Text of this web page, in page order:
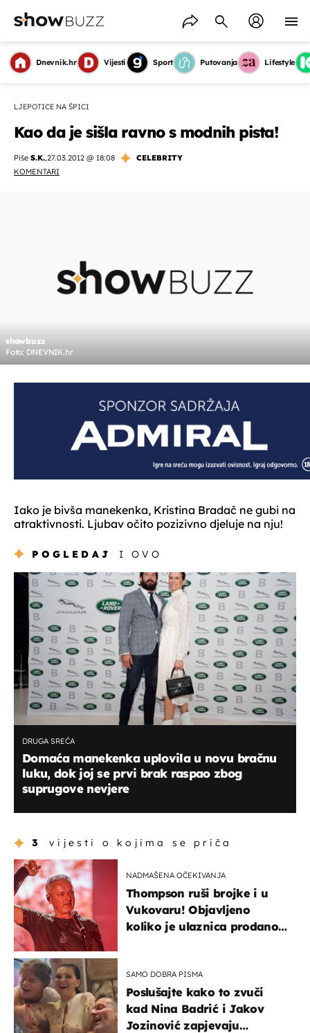
Dnevnik.hr Vijesti Sport Putovanja Lifestyle
LJEPOTICE NA ŠPICI
Kao da je sišla ravno s modnih pista!
Piše S.K.,27.03.2012 @ 18:08
CELEBRITY
KOMENTARI
showbuzz
Foto: DNEVNIK.hr
Iako je bivša manekenka, Kristina Bradač ne gubi na
atraktivnosti. Ljubav očito pozizivno djeluje na nju!
POGLEDAJ I OVO
DRUGA SREĆA
Domaća manekenka uplovila u novu bračnu
luku, dok joj se prvi brak raspao zbog
suprugove nevjere
3 vijesti o kojima se priča
NADMAŠENA OČEKIVANJA
Thompson ruši brojke i u
Vukovaru! Objavljeno
koliko je ulaznica prodano
SAMO DOBRA PISMA
Poslušajte kako to zvuči
kad Nina Badrić i Jakov
Jozinović zapjevaju
OMOGUĆI OBAVIJESTI